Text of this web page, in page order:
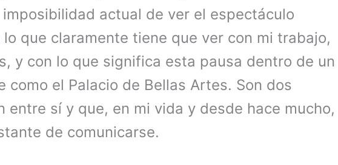
actual de ver el espectáculo
que claramente tiene que ver con mi trabajo,
y con lo que significa esta pausa dentro de un
como el Palacio de Bellas Artes. Son dos
entre sí y que, en mi vida y desde hace mucho,
de comunicarse.